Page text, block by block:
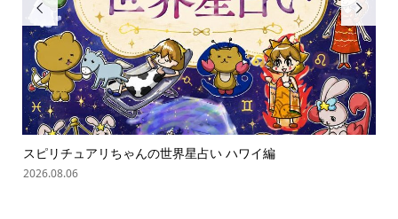

スピリチュアリちゃんの世界星占い ハワイ編
2026.08.06
